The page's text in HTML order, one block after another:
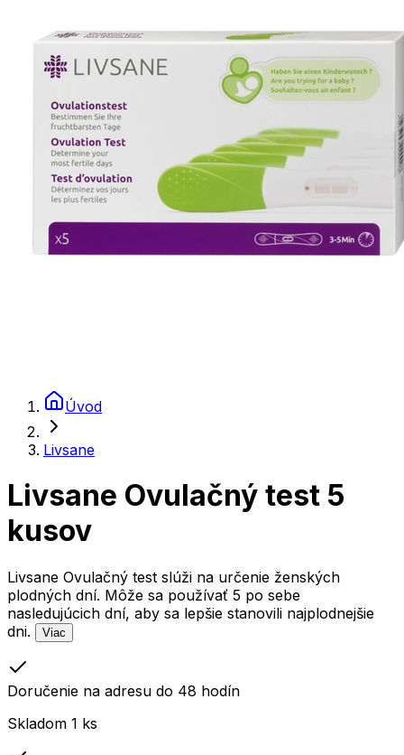
Úvod
Livsane
Livsane Ovulačný test 5
kusov
Livsane Ovulačný test slúži na určenie ženských
plodných dní. Môže sa používať 5 po sebe
nasledujúcich dní, aby sa lepšie stanovili najplodnejšie
dni.
Viac
Doručenie na adresu do 48 hodín
Skladom 1 ks